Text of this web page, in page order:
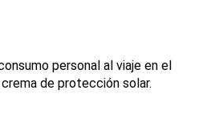
personal al viaje en el
de protección solar.